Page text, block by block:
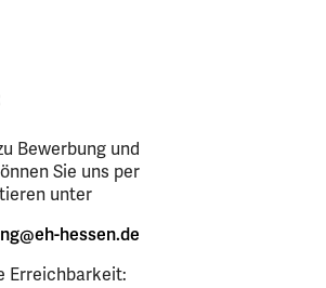
Bewerbung und
Sie uns per
unter
hessen.de
Erreichbarkeit: